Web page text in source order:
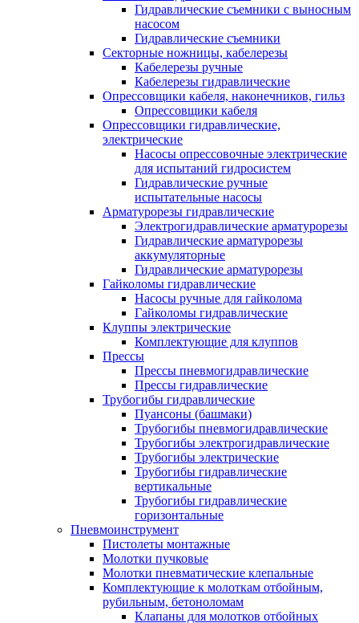
Гидравлические cъемники с выносным
насосом
Гидравлические съемники
Секторные ножницы, кабелерезы
Кабелерезы ручные
Кабелерезы гидравлические
Опрессовщики кабеля, наконечников, гильз
Опрессовщики кабеля
Опрессовщики гидравлические,
электрические
Насосы опрессовочные электрические
для испытаний гидросистем
Гидравлические ручные
испытательные насосы
Арматурорезы гидравлические
Электрогидравлические арматурорезы
Гидравлические арматурорезы
аккумуляторные
Гидравлические арматурорезы
Гайколомы гидравлические
Насосы ручные для гайколома
Гайколомы гидравлические
Клуппы электрические
Комплектующие для клуппов
Прессы
Прессы пневмогидравлические
Прессы гидравлические
Трубогибы гидравлические
Пуансоны (башмаки)
Трубогибы пневмогидравлические
Трубогибы электрогидравлические
Трубогибы электрические
Трубогибы гидравлические
вертикальные
Трубогибы гидравлические
горизонтальные
Пневмоинструмент
Пистолеты монтажные
Молотки пучковые
Молотки пневматические клепальные
Комплектующие к молоткам отбойным,
рубильным, бетоноломам
Клапаны для молотков отбойных